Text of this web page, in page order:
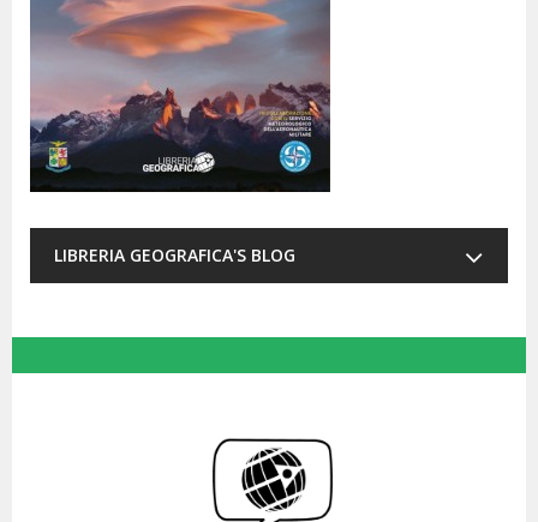
LIBRERIA GEOGRAFICA'S BLOG